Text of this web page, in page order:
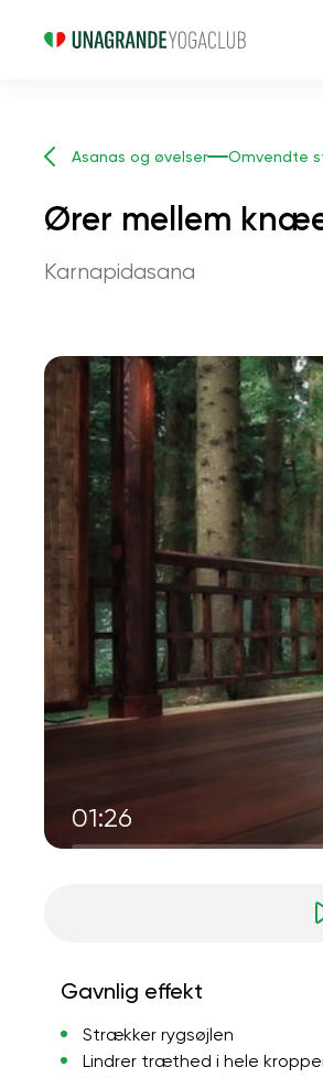
Asanas og øvelser Omvendte
Ører mellem
Karnapidasana
01:26
Gavnlig effekt
Strækker rygsøjlen
Lindrer træthed i hele